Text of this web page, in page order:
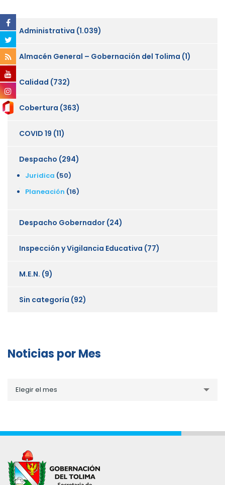
Administrativa (1.039)
Almacén General – Gobernación del Tolima (1)
Calidad (732)
Cobertura (363)
COVID 19 (11)
Despacho (294)
Juridica (50)
Planeación (16)
Despacho Gobernador (24)
Inspección y Vigilancia Educativa (77)
M.E.N. (9)
Sin categoría (92)
Noticias por Mes
porElegir el mes